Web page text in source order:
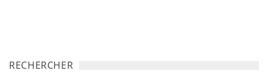
RECHERCHER